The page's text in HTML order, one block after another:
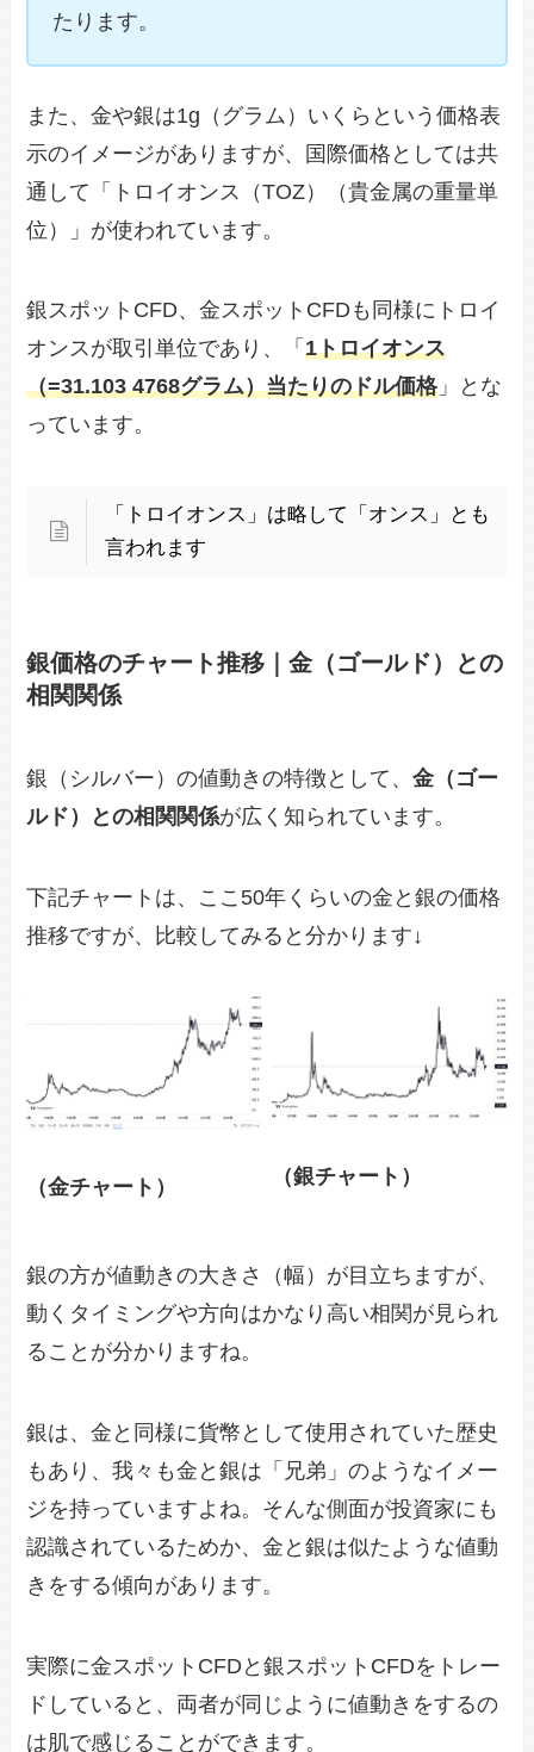
たります。
また、金や銀は1g（グラム）いくらという価格表
示のイメージがありますが、国際価格としては共
通して「トロイオンス（TOZ）（貴金属の重量単
位）」が使われています。
銀スポットCFD、金スポットCFDも同様にトロイ
オンスが取引単位であり、「1トロイオンス
（=31.103 4768グラム）当たりのドル価格」とな
っています。
「トロイオンス」は略して「オンス」とも
言われます
銀価格のチャート推移｜金（ゴールド）との
相関関係
銀（シルバー）の値動きの特徴として、金（ゴー
ルド）との相関関係が広く知られています。
下記チャートは、ここ50年くらいの金と銀の価格
推移ですが、比較してみると分かります↓
（金チャート） （銀チャート）
銀の方が値動きの大きさ（幅）が目立ちますが、
動くタイミングや方向はかなり高い相関が見られ
ることが分かりますね。
銀は、金と同様に貨幣として使用されていた歴史
もあり、我々も金と銀は「兄弟」のようなイメー
ジを持っていますよね。そんな側面が投資家にも
認識されているためか、金と銀は似たような値動
きをする傾向があります。
実際に金スポットCFDと銀スポットCFDをトレー
ドしていると、両者が同じように値動きをするの
は肌で感じることができます。